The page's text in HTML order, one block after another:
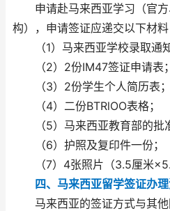
申请赴马来西亚学习（官方
构），申请签证应递交以下材料
（1）马来西亚学校录取通知
（2）2份IM47签证申请表；
（3）2份学生个人简历表；
（4）二份BTRlOO表格；
（5）马来西亚教育部的批
（6）护照及复印件一份；
（7）4张照片（3.5厘米
四、马来西亚留学签证办
马来西亚的签证方式与其他